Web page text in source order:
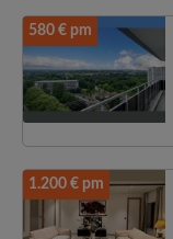
580 € pm
1.200 € pm